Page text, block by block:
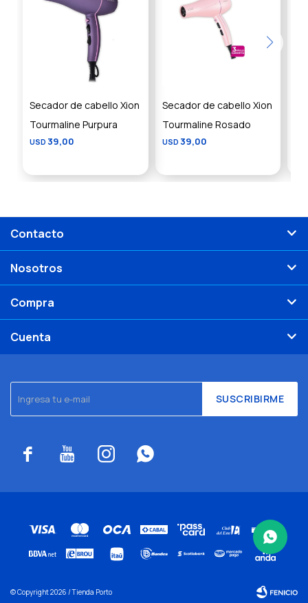
Secador de cabello Xion
Tourmaline Purpura
USD 39,00
Secador de cabello Xion
Tourmaline Rosado
USD 39,00
SUSCRIBIRME
   
Contacto
Nosotros
Compra
Cuenta
© Copyright 2026 / Tienda Porto